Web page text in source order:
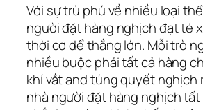
Với sự trù phú về nhiều loại
người đặt hàng nghịch đạt té
thời cơ để thắng lớn. Mỗi trò
nhiều buộc phải tất cả hàng
khí vắt and túng quyết nghịch
nhà người đặt hàng nghịch tất